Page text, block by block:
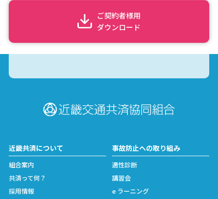
ご契約者様用
ダウンロード
近畿共済について
組合案内
共済って何？
採用情報
事故防止への取り組み
適性診断
講習会
e ラーニング